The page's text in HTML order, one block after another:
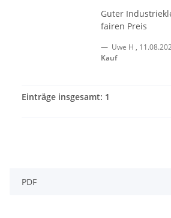
Guter
fairen Preis
Uwe H ,
Kauf
Einträge insgesamt: 1
PDF